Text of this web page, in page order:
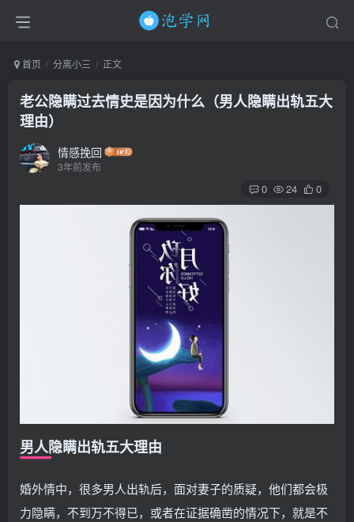
首页 分离小三 正文
老公隐瞒过去情史是因为什么（男人隐瞒出轨五大
理由）
情感挽回
3年前发布
0 24 0
男人隐瞒出轨五大理由
婚外情中，很多男人出轨后，面对妻子的质疑，他们都会极
力隐瞒，不到万不得已，或者在证据确凿的情况下，就是不